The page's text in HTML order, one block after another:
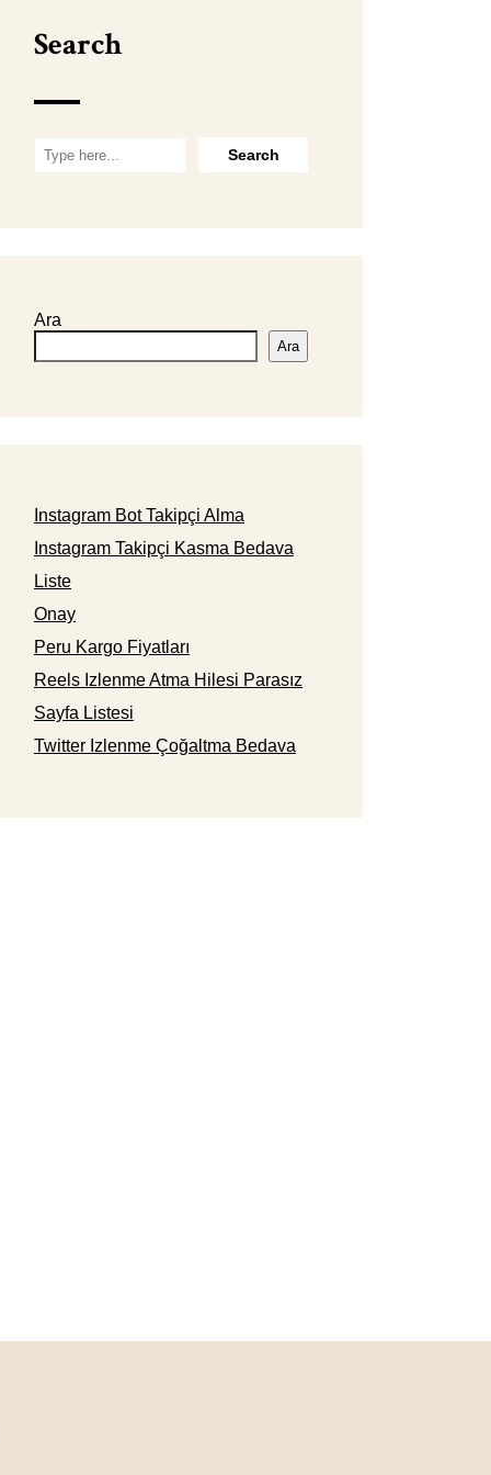
Search
Ara
Ara
Instagram Bot Takipçi Alma
Instagram Takipçi Kasma Bedava
Liste
Onay
Peru Kargo Fiyatları
Reels Izlenme Atma Hilesi Parasız
Sayfa Listesi
Twitter Izlenme Çoğaltma Bedava